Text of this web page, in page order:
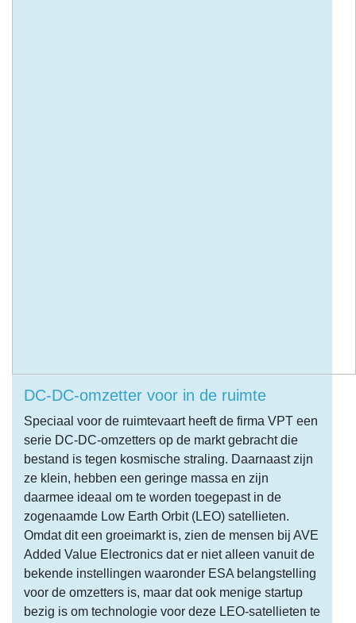
DC-DC-omzetter voor in de ruimte
Speciaal voor de ruimtevaart heeft de firma VPT een
serie DC-DC-omzetters op de markt gebracht die
bestand is tegen kosmische straling. Daarnaast zijn
ze klein, hebben een geringe massa en zijn
daarmee ideaal om te worden toegepast in de
zogenaamde Low Earth Orbit (LEO) satellieten.
Omdat dit een groeimarkt is, zien de mensen bij AVE
Added Value Electronics dat er niet alleen vanuit de
bekende instellingen waaronder ESA belangstelling
voor de omzetters is, maar dat ook menige startup
bezig is om technologie voor deze LEO-satellieten te